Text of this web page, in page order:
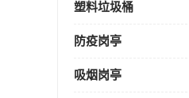
塑料垃圾桶
防疫岗亭
吸烟岗亭